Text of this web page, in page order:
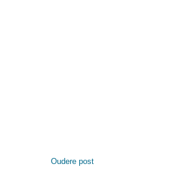
Oudere post